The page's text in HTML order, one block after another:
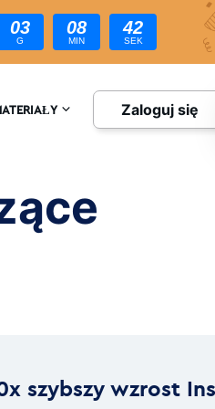
03
G
08
MIN
41
SEK
Zaloguj się
szybszy wzrost